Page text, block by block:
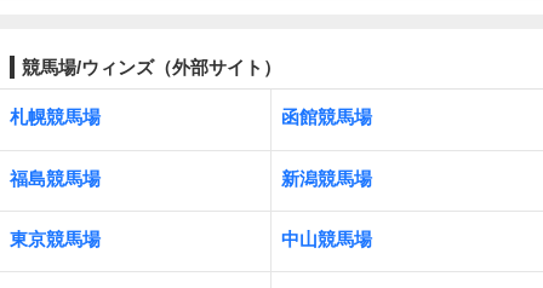
競馬場/ウィンズ（外部サイト）
札幌競馬場 函館競馬場
福島競馬場 新潟競馬場
東京競馬場 中山競馬場